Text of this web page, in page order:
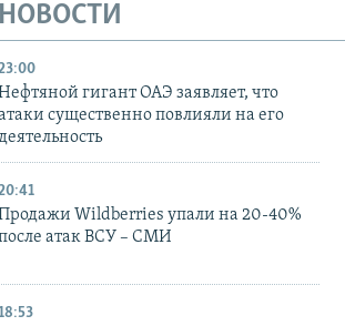
НОВОСТИ
гигант ОАЭ заявляет, что
существенно повлияли на его
Wildberries упали на 20-40%
атак ВСУ – СМИ